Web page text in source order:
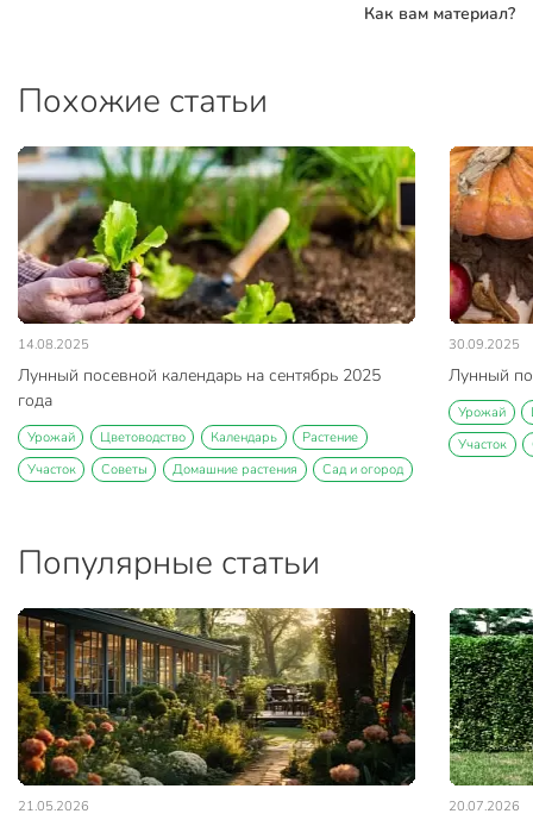
Как вам материал?
Похожие статьи
14.08.2025
Лунный посевной календарь на сентябрь 2025
года
Урожай Цветоводство Календарь
Растение
Участок
Советы Домашние растения Сад и огород
30.09.2025
Лунный
Урожай
Участок
Популярные статьи
21.05.2026 20.07.2026